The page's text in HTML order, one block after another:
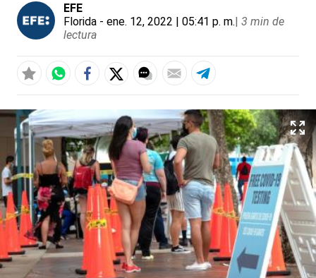
EFE
Florida - ene. 12, 2022 | 05:41 p. m.| 3 min de
lectura